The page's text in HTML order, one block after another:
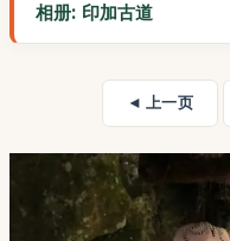
相册: 印加古道
◄ 上一页